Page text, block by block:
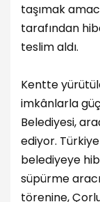
taşımak
tarafından
teslim aldı.
Kentte
imkânlarla
Belediyesi,
ediyor.
belediyeye
süpürme
törenine,